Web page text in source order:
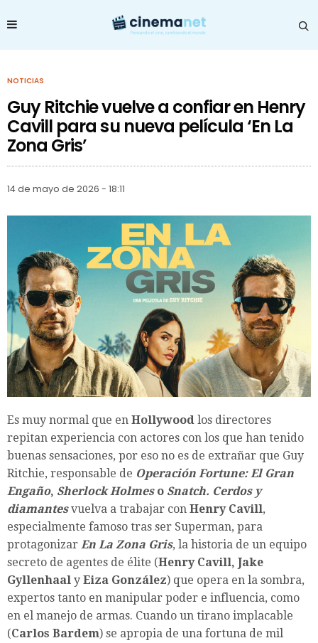
NOTICIAS
Guy Ritchie vuelve a confiar en Henry
Cavill para su nueva película ‘En La
Zona Gris’
14 de mayo de 2026 - 18:11
Es muy normal que en Hollywood los directores
repitan experiencia con actores con los que han tenido
buenas sensaciones, por eso no es de extrañar que Guy
Ritchie, responsable de Operación Fortune: El Gran
Engaño, Sherlock Holmeso Snatch. Cerdos y
diamantesvuelva a trabajar con Henry Cavill,
especialmente famoso tras ser Superman, para
protagonizar En La Zona Gris, la historia de un equipo
secreto de agentes de élite (Henry Cavill, Jake
Gyllenhaal y Eiza González) que opera en la sombra,
expertos tanto en manipular poder e influencia, como
en el manejo de armas. Cuando un tirano implacable
(Carlos Bardem) se apropia de una fortuna de mil